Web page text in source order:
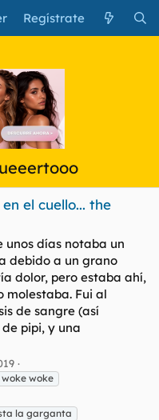
Regístrate
el cuello... the
unos días notaba un
debido a un grano
dolor, pero estaba ahí,
molestaba. Fui al
de sangre (así
pipi, y una
woke
la garganta